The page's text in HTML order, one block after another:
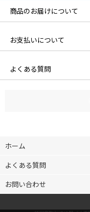
商品のお届けについて
お支払いについて
よくある質問
ホーム
よくある質問
お問い合わせ